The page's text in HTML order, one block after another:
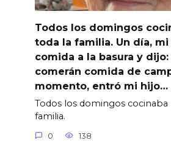
Todos los domingos
toda la familia. Un día,
comida a la basura y
comerán comida de
momento, entró mi hijo…
Todos los domingos cocinaba
familia.
0 138